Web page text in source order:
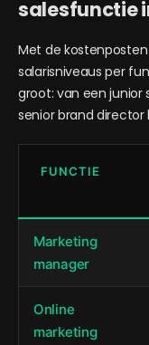
salesfunctie
Met de
salarisniveaus per
groot: van een
senior brand director
FUNCTIE
Marketing
manager
Online
marketing